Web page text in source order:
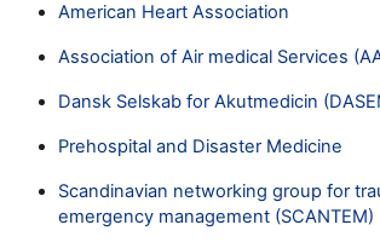
American Heart Association
Association of Air medical Services
Dansk Selskab for Akutmedicin
Prehospital and Disaster Medicine
Scandinavian networking group for
emergency management (SCANTEM)